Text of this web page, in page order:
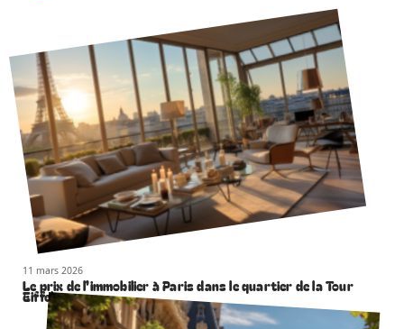
11 mars 2026
Le prix de l’immobilier à Paris dans le quartier de la Tour
Eiffel